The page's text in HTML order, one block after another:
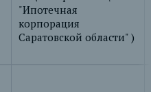
"Ипотечная
корпорация
Саратовской области" )